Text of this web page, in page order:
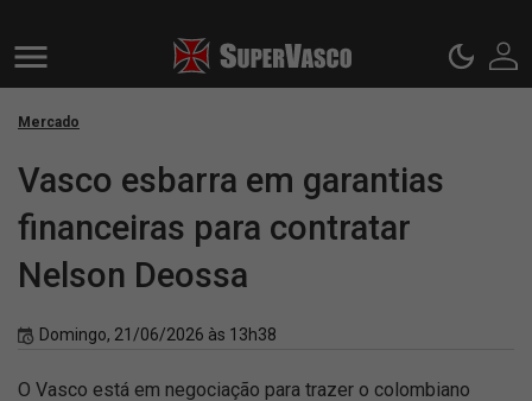
Mercado
Vasco esbarra em garantias
financeiras para contratar
Nelson Deossa
Domingo, 21/06/2026 às 13h38
O Vasco está em negociação para trazer o colombiano